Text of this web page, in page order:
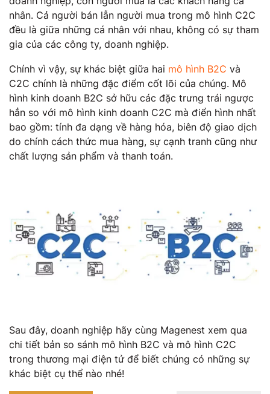
nhân. Cả người bán lẫn người mua trong mô hình C2C
đều là giữa những cá nhân với nhau, không có sự tham
gia của các công ty, doanh nghiệp.
Chính vì vậy, sự khác biệt giữa hai mô hình B2C và
C2C chính là những đặc điểm cốt lõi của chúng. Mô
hình kinh doanh B2C sở hữu các đặc trưng trái ngược
hẳn so với mô hình kinh doanh C2C mà điển hình nhất
bao gồm: tính đa dạng về hàng hóa, biên độ giao dịch
do chính cách thức mua hàng, sự cạnh tranh cũng như
chất lượng sản phẩm và thanh toán.
Sau đây, doanh nghiệp hãy cùng Magenest xem qua
chi tiết bản so sánh mô hình B2C và mô hình C2C
trong thương mại điện tử để biết chúng có những sự
khác biệt cụ thể nào nhé!